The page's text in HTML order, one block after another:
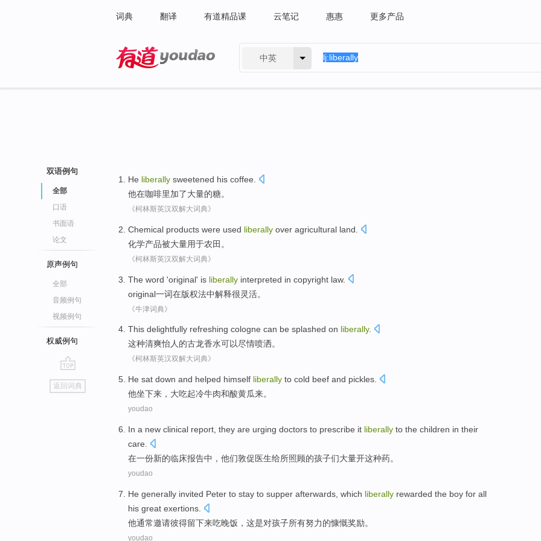
词典 翻译 有道精品课 云笔记 惠惠 更多产品
中英
双语例句
全部
口语
书面语
论文
原声例句
全部
音频例句
视频例句
权威例句
go
top
返回词典
He liberally sweetened his coffee
他在咖啡里加了大量的糖。
《柯林斯英汉双解大词典》
Chemical products were used liberally over agricultural land
化学产品被大量用于农田 。
《柯林斯英汉双解大词典》
The word 'original' is liberally interpreted in copyright law.
original一词在版权法中解释很灵活。
《牛津词典》
This delightfully refreshing cologne can be splashed on liberally.
这种清爽怡人的古龙香水可以尽情喷洒。
《柯林斯英汉双解大词典》
He sat down and helped himself liberally to cold beef and pickles
他坐下来 ，大吃起冷牛肉和酸黄瓜来。
youdao
In a new clinical report they are urging doctors to prescribe it liberally to the children in their
care
在一份新的临床报告中 ， 他们敦促医生给所照顾的孩子们大量开这种药。
youdao
He generally invited Peter to stay to supper afterwards, which liberally rewarded the boy for all
his great exertions
他通常邀请彼得留下来吃晚饭， 这是对孩子所有努力的慷慨奖励。
youdao